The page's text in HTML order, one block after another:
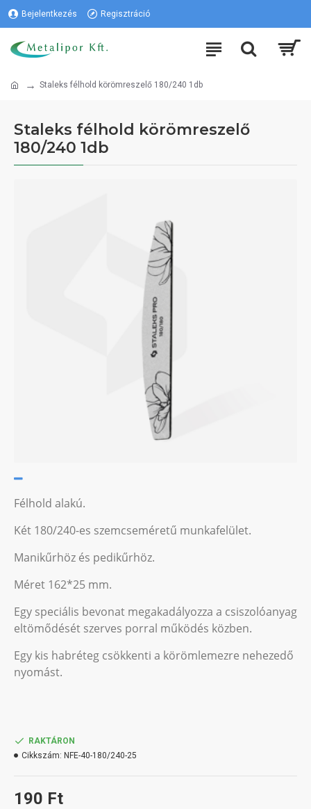
Bejelentkezés Regisztráció
Staleks félhold körömreszelő 180/240 1db
Staleks félhold körömreszelő
180/240 1db
Félhold alakú.
Két 180/240-es szemcseméretű munkafelület.
Manikűrhöz és pedikűrhöz.
Méret 162*25 mm.
Egy speciális bevonat megakadályozza a csiszolóanyag
eltömődését szerves porral működés közben.
Egy kis habréteg csökkenti a körömlemezre nehezedő
nyomást.
190 Ft
RAKTÁRON
Cikkszám: NFE-40-180/240-25